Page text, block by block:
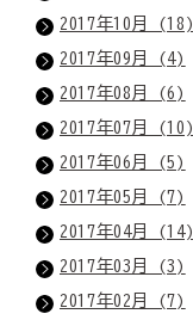
2017年10月 (18)
2017年09月 (4)
2017年08月 (6)
2017年07月 (10)
2017年06月 (5)
2017年05月 (7)
2017年04月 (14)
2017年03月 (3)
2017年02月 (7)